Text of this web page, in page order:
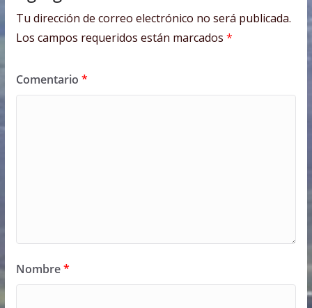
Tu dirección de correo electrónico no será publicada.
Los campos requeridos están marcados *
Comentario *
Nombre*